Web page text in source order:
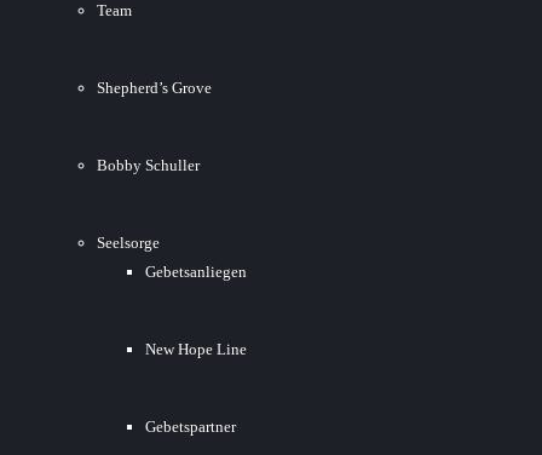
Team
Shepherd’s Grove
Bobby Schuller
Seelsorge
Gebetsanliegen
New Hope Line
Gebetspartner